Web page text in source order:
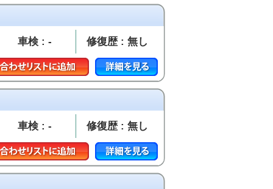
車検 : - 修復歴 : 無し
車検 : - 修復歴 : 無し